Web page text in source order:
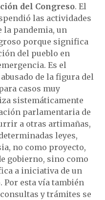
del Congreso. El
las actividades
la pandemia, un
porque significa
del pueblo en
Es el
de la figura del
casos muy
sistemáticamente
parlamentaria de
a otras artimañas,
leyes,
no como proyecto,
gobierno, sino como
a iniciativa de un
esta vía también
y trámites se